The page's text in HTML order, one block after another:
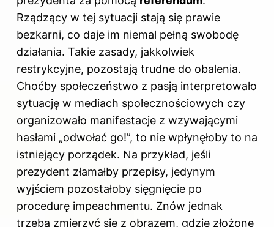
Rządzący w tej sytuacji stają się prawie
bezkarni, co daje im niemal pełną swobodę
działania. Takie zasady, jakkolwiek
restrykcyjne, pozostają trudne do obalenia.
Choćby społeczeństwo z pasją interpretowało
sytuację w mediach społecznościowych czy
organizowało manifestacje z wzywającymi
hasłami „odwołać go!”, to nie wpłynęłoby to na
istniejący porządek. Na przykład, jeśli
prezydent złamałby przepisy, jedynym
wyjściem pozostałoby sięgnięcie po
procedurę impeachmentu. Znów jednak
trzeba zmierzyć się z obrazem, gdzie złożone